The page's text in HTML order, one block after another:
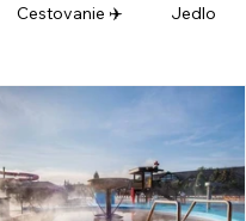
Cestovanie ✈️ Jedlo